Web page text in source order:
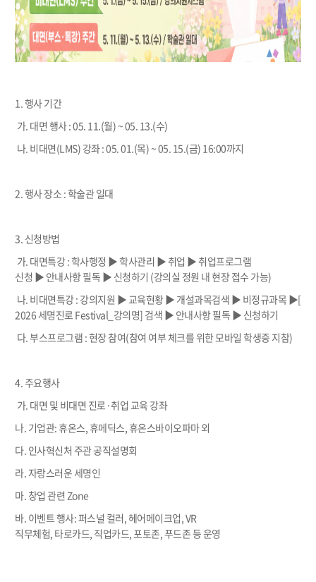
1. 행사 기간
가. 대면 행사: 05. 11.(월) ~ 05. 13.(수)
나. 비대면(LMS) 강좌 : 05. 01.(목) ~ 05. 15.(금) 16:00까지
2. 행사 장소 :학술관 일대
3. 신청방법
가. 대면특강:학사행정 ▶ 학사관리 ▶ 취업 ▶ 취업프로그램
신청 ▶ 안내사항 필독 ▶ 신청하기 (강의실 정원 내 현장 접수 가능)
나. 비대면특강: 강의지원 ▶ 교육현황▶ 개설과목검색 ▶ 비정규과목 ▶[
2026 세명진로 Festival_ 강의명] 검색 ▶ 안내사항 필독 ▶ 신청하기
다.부스프로그램 :현장 참여(참여 여부 체크를 위한 모바일 학생증 지참)
4. 주요행사
가. 대면 및 비대면 진로 ·취업 교육 강좌
나. 기업관: 휴온스, 휴메딕스, 휴온스바이오파마 외
다. 인사혁신처 주관 공직설명회
라. 자랑스러운 세명인
마. 창업 관련 Zone
바. 이벤트 행사:퍼스널 컬러 헤어메이크업 , VR
직무체험, 타로카드 직업카드 포토존, 푸드존 등 운영